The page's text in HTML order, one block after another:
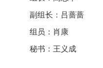
副组长： 吕蔷蔷
组 员：肖康
秘书：王义成